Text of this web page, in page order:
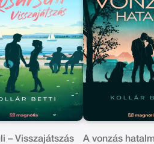
– Visszajátszás A vonzás